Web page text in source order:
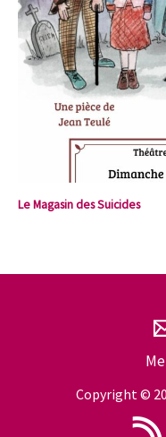
Le Magasin des Suicides
Copyright ©